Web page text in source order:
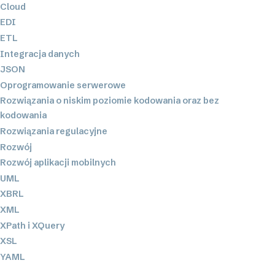
Cloud
EDI
ETL
Integracja danych
JSON
Oprogramowanie serwerowe
Rozwiązania o niskim poziomie kodowania oraz bez
kodowania
Rozwiązania regulacyjne
Rozwój
Rozwój aplikacji mobilnych
UML
XBRL
XML
XPath i XQuery
XSL
YAML